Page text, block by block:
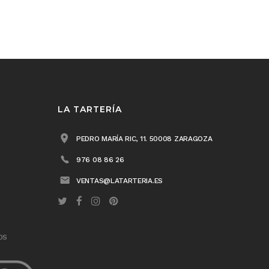
LA TARTERÍA
PEDRO MARÍA RIC, 11. 50008 ZARAGOZA
976 08 86 26
VENTAS@LATARTERIA.ES